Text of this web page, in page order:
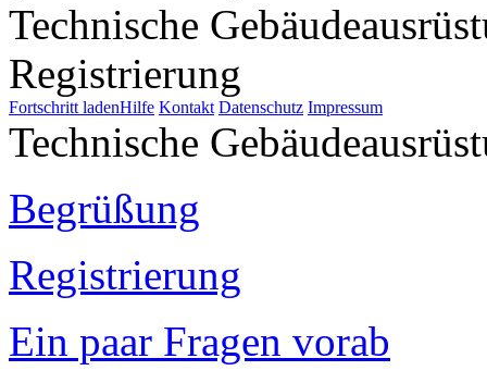
Technische
Registrierung
Fortschritt ladenHilfe Kontakt Datenschutz Impressum
Technische
Begrüßung
Registrierung
Ein paar Fragen vorab